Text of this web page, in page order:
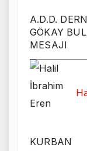
A.D.D.
GÖKAY
MESAJI
KURBAN